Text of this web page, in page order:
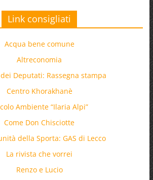
Link consigliati
Acqua bene comune
Altreconomia
Deputati: Rassegna stampa
Centro Khorakhanè
Ambiente “Ilaria Alpi”
Come Don Chisciotte
della Sporta: GAS di Lecco
La rivista che vorrei
Renzo e Lucio